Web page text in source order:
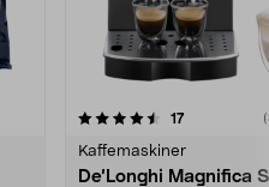
17recensioner
Kaffemaskiner
De’Longhi Magnifica
4.5 av 5 stjärnor